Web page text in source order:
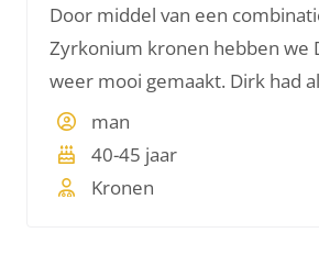
Door middel van een
Zyrkonium kronen hebben we
weer mooi gemaakt. Dirk had
haartransplantate gedaan bij
plastisch chirurgische vestiging.
naar onze tandarts kliniek.
man
40-45 jaar
Kronen